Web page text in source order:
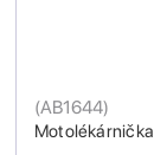
Motolékárnička
(AB1644)